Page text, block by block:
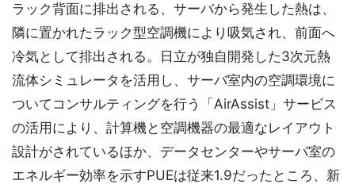
ラック背面に排出される、サーバから発生した熱は、
隣に置かれたラック型空調機により吸気され、前面へ
冷気として排出される。日立が独自開発した3次元熱
流体シミュレータを活用し、サーバ室内の空調環境に
ついてコンサルティングを行う「AirAssist」サービス
の活用により、計算機と空調機器の最適なレイアウト
設計がされているほか、データセンターやサーバ室の
エネルギー効率を示すPUEは従来1.9だったところ、新